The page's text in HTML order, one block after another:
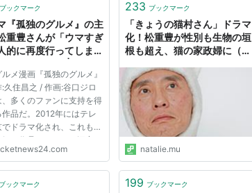
二
(2003)
ックマーク
『孤独のグルメ』の主
重豊さんが「ウマすぎ
的に再度行ってしまっ
ース24
メ漫画『孤独のグルメ』
久住昌之 / 作画:谷口ジロ
多くのファンに支持を得
品だ。2012年にはテレ
ドラマ化され、これもま
の作品となった。深夜ド
たため、劇中の美味しそ
」もいるのではないだろ
233 ブックマーク
「きょうの猫村さん」ドラマ
化！松重豊が性別も生物の垣
根も超え、猫の家政婦に（コ
リー
natalie.mu
ックマーク 199 ブックマーク